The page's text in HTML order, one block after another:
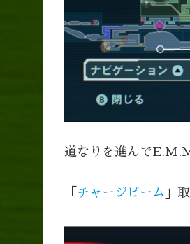
道なりを進んで
チャージビーム 」